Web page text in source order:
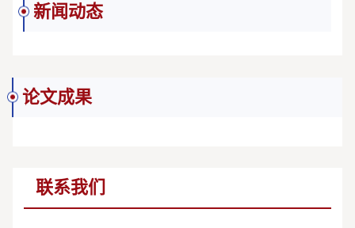
新闻动态
论文成果
联系我们